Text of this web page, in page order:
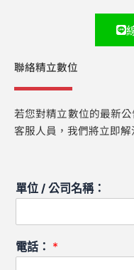
聯絡精立數位
若您對精立數位的最新
客服人員，我們將立即解
單位 / 公司名稱：
電話： *